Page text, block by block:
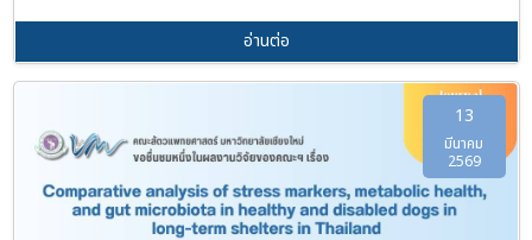
อ่านต่อ
13
มีนาคม
2569